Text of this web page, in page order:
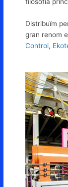
filosofia
Distribuïm
gran renom
Control,